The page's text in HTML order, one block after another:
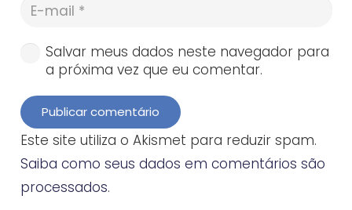
Salvar meus dados neste navegador para
a próxima vez que eu comentar.
Publicar comentário
Este site utiliza o Akismet para reduzir spam.
Saiba como seus dados em comentários são
processados.